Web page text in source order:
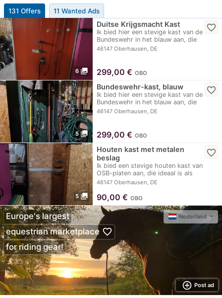
131 Offers 11 Wanted Ads
6 photo_library
Duitse Krijgsmacht Kast
Ik bied hier een stevige kast van de
Bundeswehr in het blauw aan, die
uitstekend…
46147 Oberhausen, DE
favorite_border
299,00 € OBO
5 photo_library
Bundeswehr-kast, blauw
Ik bied hier een stevige kast van de
Bundeswehr in het blauw aan, die
uitstekend…
46147 Oberhausen, DE
favorite_border
299,00 € OBO
5 photo_library
Houten kast met metalen
beslag
Ik bied een stevige houten kast van
OSB-platen aan, die ideaal is als
praktische…
46147 Oberhausen, DE
favorite_border
90,00 € OBO
Nederland
Europe's largest
equestrian marketplace favorite_border
for riding gear!
add_circle_outline Post ad